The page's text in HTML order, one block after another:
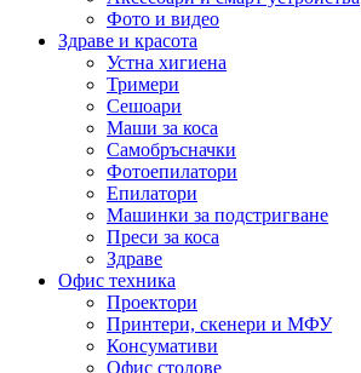
Фото и видео
Здраве и красота
Устна хигиена
Тримери
Сешоари
Маши за коса
Самобръсначки
Фотоепилатори
Епилатори
Машинки за подстригване
Преси за коса
Здраве
Офис техника
Проектори
Принтери, скенери и МФУ
Консумативи
Офис столове